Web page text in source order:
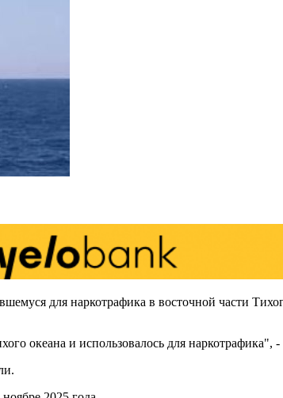
для наркотрафика в восточной части
океана и использовалось для наркотрафика",